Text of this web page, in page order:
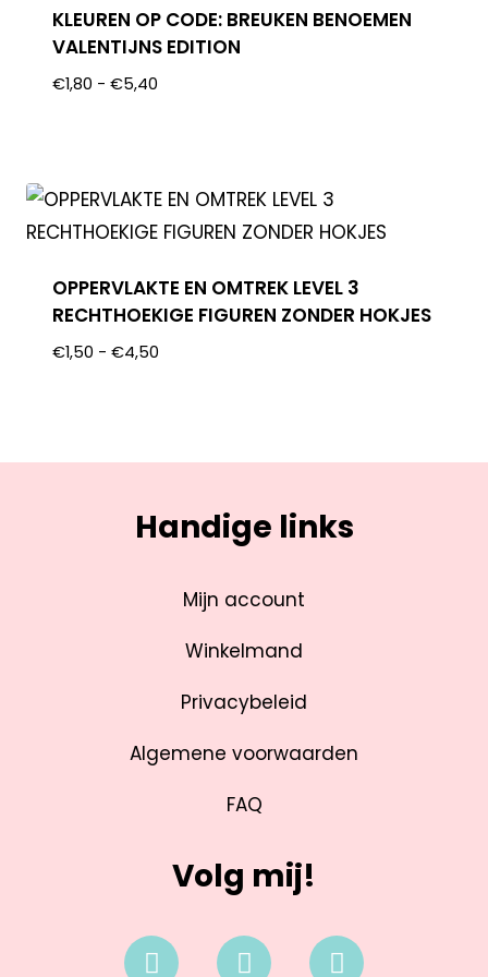
KLEUREN OP CODE: BREUKEN BENOEMEN
VALENTIJNS EDITION
€1,80 - €5,40
OPPERVLAKTE EN OMTREK LEVEL 3
RECHTHOEKIGE FIGUREN ZONDER HOKJES
€1,50 - €4,50
Handige links
Mijn account
Winkelmand
Privacybeleid
Algemene voorwaarden
FAQ
Volg mij!